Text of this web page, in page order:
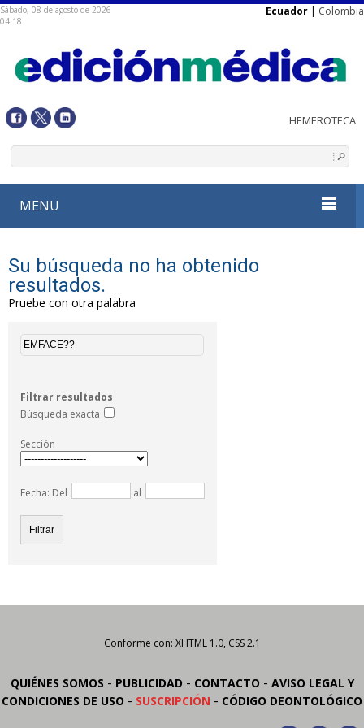
Sábado, 08 de agosto de 2026
04:18
Ecuador | Colombia
MENU
Su búsqueda no ha obtenido
resultados.
Pruebe con otra palabra
Filtrar resultados
Búsqueda exacta
Sección
Fecha: Del al
Conforme con: XHTML 1.0, CSS 2.1
QUIÉNES SOMOS - PUBLICIDAD - CONTACTO - AVISO LEGAL Y
CONDICIONES DE USO - SUSCRIPCIÓN - CÓDIGO DEONTOLÓGICO